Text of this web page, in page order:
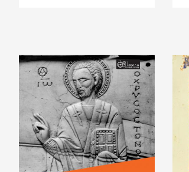
Adaugă în coș Wishlist